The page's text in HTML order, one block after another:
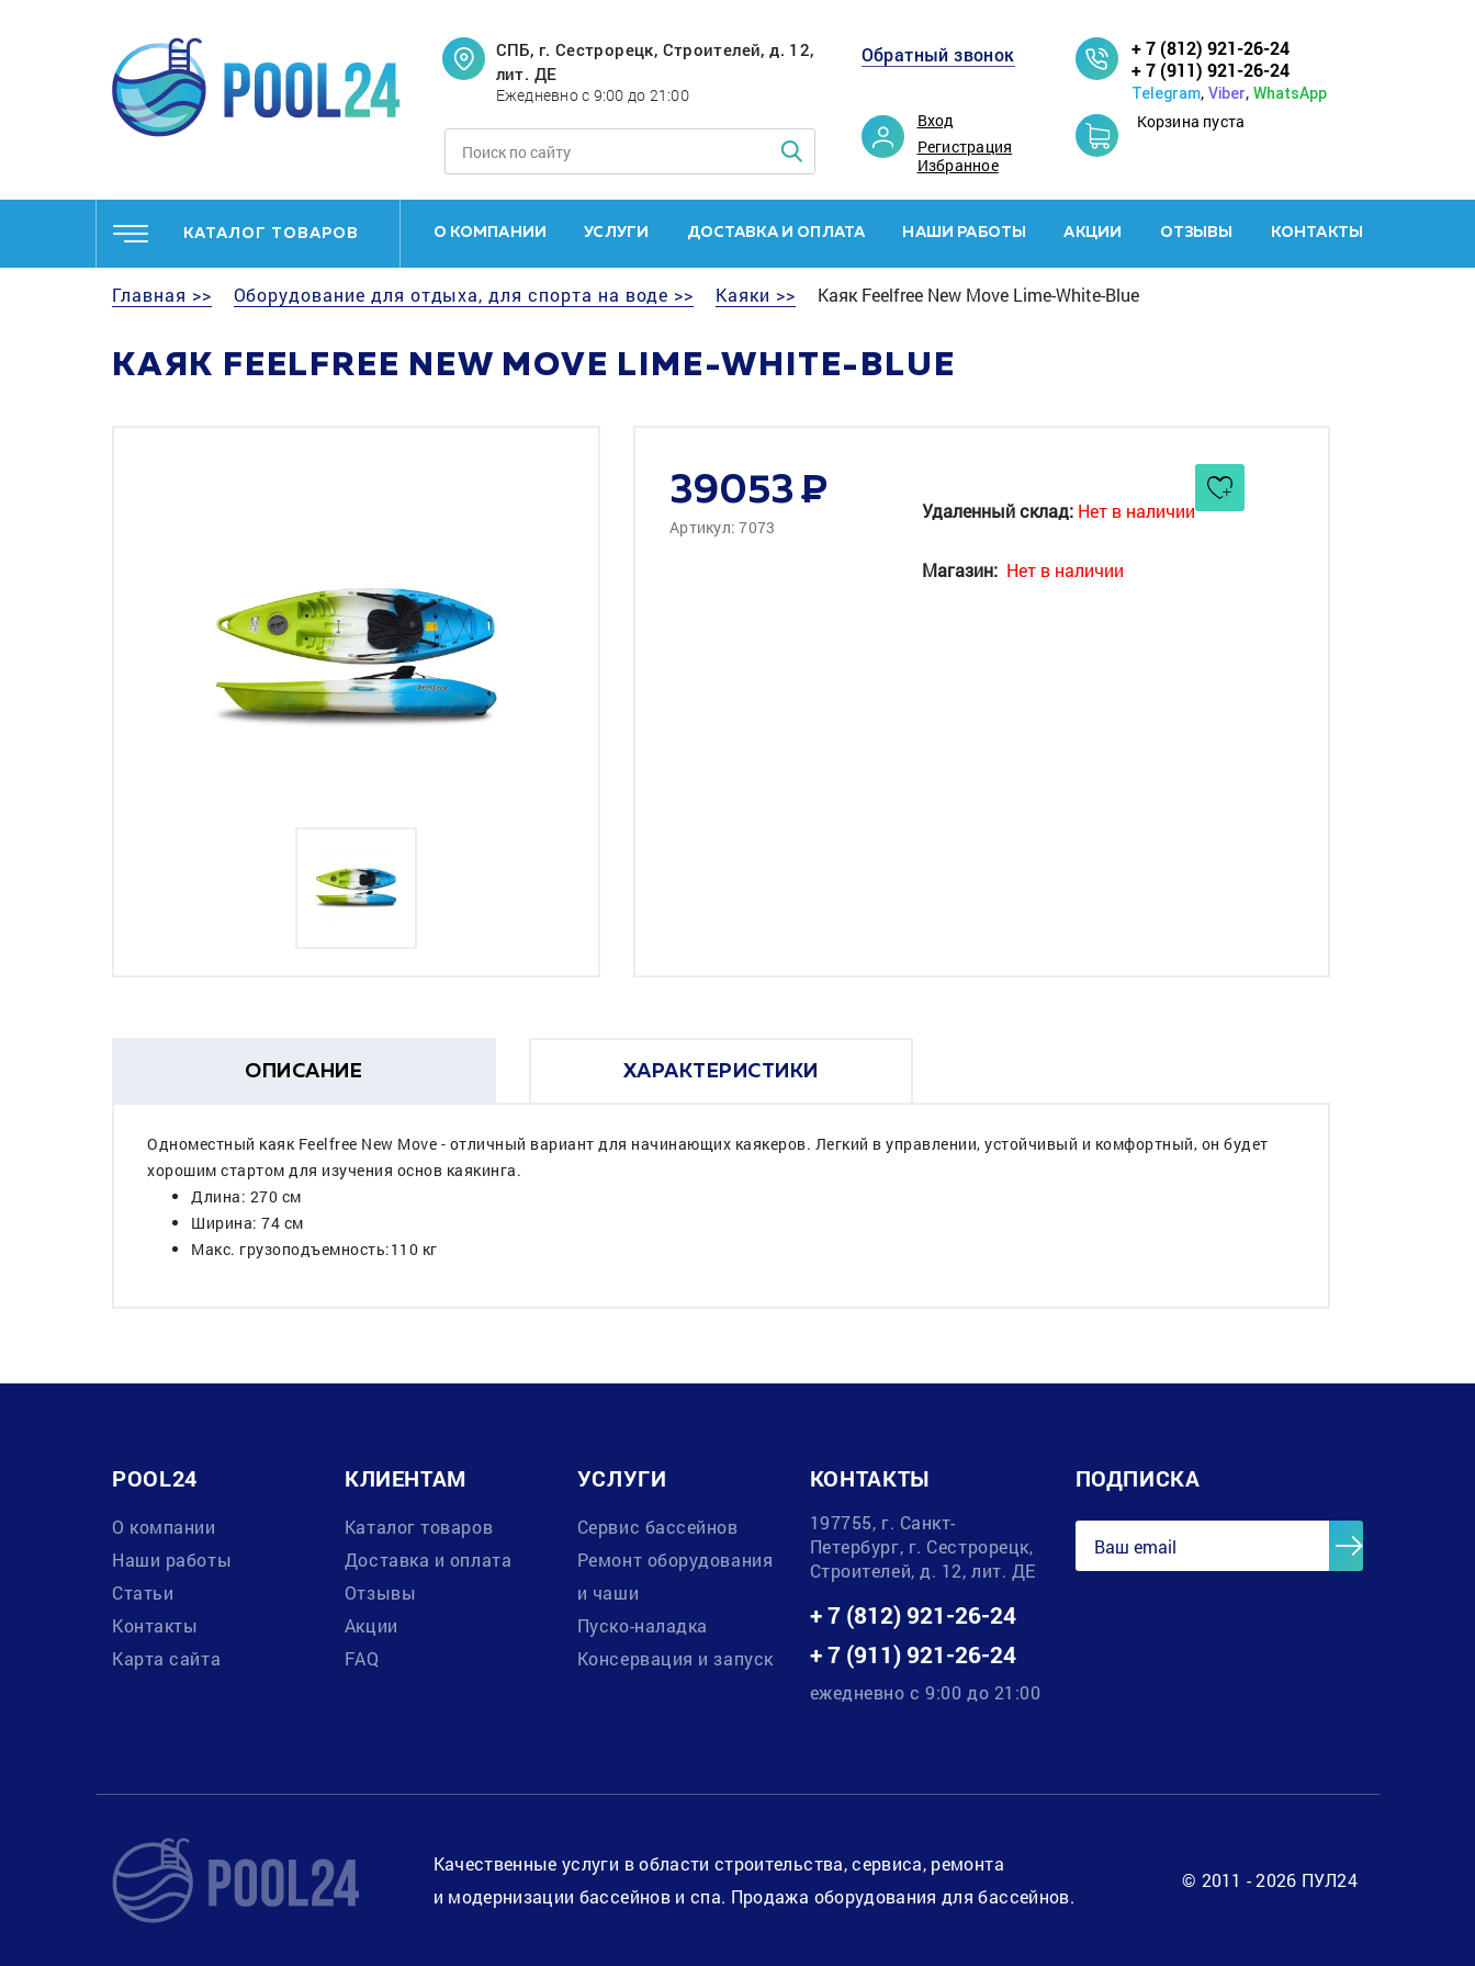
СПБ, г. Сестрорецк, Строителей, д. 12,
лит. ДЕ
Ежедневно с 9:00 до 21:00
Обратный звонок
Вход
Регистрация
Избранное
+ 7 (812) 921-26-24
+ 7 (911) 921-26-24
Telegram, Viber, WhatsApp
Корзина пуста
КАТАЛОГ ТОВАРОВ О КОМПАНИИ УСЛУГИ ДОСТАВКА И ОПЛАТА НАШИ РАБОТЫ АКЦИИ ОТЗЫВЫ КОНТАКТЫ
Главная >> Оборудование для отдыха, для спорта на воде >> Каяки >> Каяк Feelfree New Move Lime-White-Blue
КАЯК FEELFREE NEW MOVE LIME-WHITE-BLUE
39053
Артикул: 7073
Удаленный склад: Нет в наличии
Магазин: Нет в наличии
ОПИСАНИЕ ХАРАКТЕРИСТИКИ
Одноместный каяк Feelfree New Move - отличный вариант для начинающих каякеров. Легкий в управлении, устойчивый и комфортный, он будет
хорошим стартом для изучения основ каякинга.
Длина: 270 см
Ширина: 74 см
Макс. грузоподъемность:110 кг
POOL24
О компании
Наши работы
Статьи
Контакты
Карта сайта
КЛИЕНТАМ
Каталог товаров
Доставка и оплата
Отзывы
Акции
FAQ
УСЛУГИ
Сервис бассейнов
Ремонт оборудования
и чаши
Пуско-наладка
Консервация и запуск
КОНТАКТЫ
197755, г. Санкт-
Петербург, г. Сестрорецк,
Строителей, д. 12, лит. ДЕ
+ 7 (812) 921-26-24
+ 7 (911) 921-26-24
ежедневно с 9:00 до 21:00
ПОДПИСКА
Качественные услуги в области строительства, сервиса, ремонта
и модернизации бассейнов и спа. Продажа оборудования для бассейнов.
© 2011 - 2026 ПУЛ24